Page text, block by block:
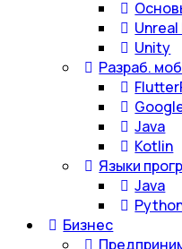
Unreal
Unity
Разраб.
Java
Kotlin
Языки
Java
Бизнес